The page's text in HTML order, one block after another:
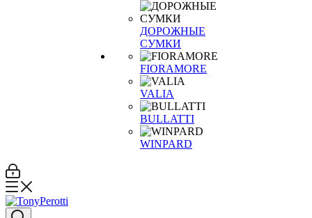
ДОРОЖНЫЕ
СУМКИ
FIORAMORE
VALIA
BULLATTI
WINPARD